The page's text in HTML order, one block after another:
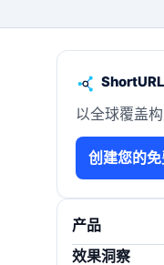
以全球覆盖
创建您的免
产品
效果洞察